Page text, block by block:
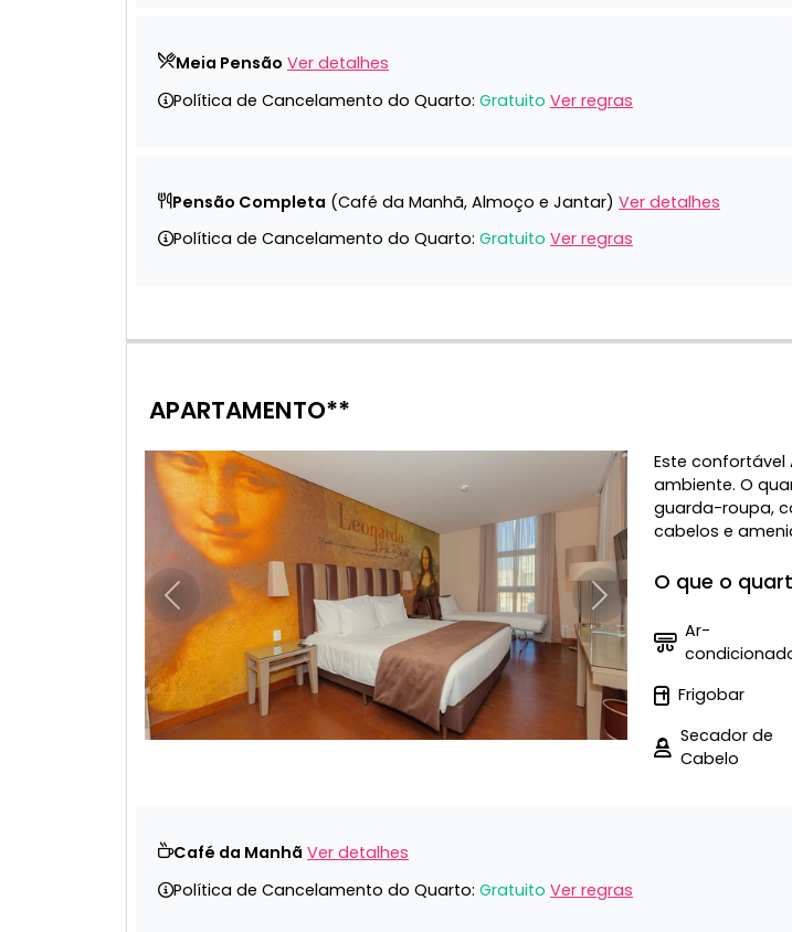
Meia Pensão Ver detalhes
Política de Cancelamento do Quarto: Gratuito Ver regras
Pensão Completa (Café da Manhã, Almoço e Jantar) Ver detalhes
Política de Cancelamento do Quarto: Gratuito Ver regras
APARTAMENTO**
Anterior Próximo
Este
ambiente. O
guarda-roupa,
cabelos e
O que o
Ar-
Frigobar
Secador de
Cabelo
Café da Manhã Ver detalhes
Política de Cancelamento do Quarto: Gratuito Ver regras